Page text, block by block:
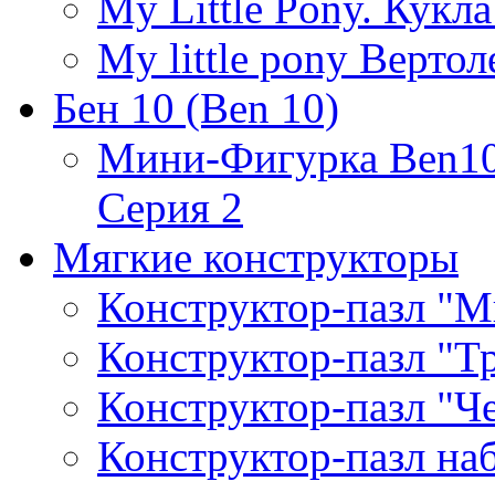
My little pony
Бен 10 (Ben 10)
Мини-Фигурка Ben10
Серия 2
Мягкие конструкторы
Конструктор-пазл
Конструктор-пазл
Конструктор-пазл
Конструктор-пазл